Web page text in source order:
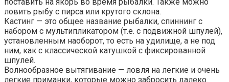
ловить рыбу с пирса или крутого склона.
Кастинг — это общее название рыбалки, спиннинг с
набором с мультипликатором (т.е. с подвижной шпулей),
установленным наоборот, то есть на удилище, а не под
ним, как с классической катушкой с фиксированной
шпулей.
Волнообразное вытягивание — ловля на легкие и очень
легкие приманки, которые можно забросить далеко.